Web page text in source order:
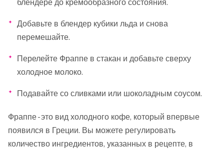
блендере до кремообразного состояния.
Добавьте в блендер кубики льда и снова
перемешайте.
Перелейте Фраппе в стакан и добавьте сверху
холодное молоко.
Подавайте со сливками или шоколадным соусом.
Фраппе - это вид холодного кофе, который впервые
появился в Греции. Вы можете регулировать
количество ингредиентов, указанных в рецепте, в